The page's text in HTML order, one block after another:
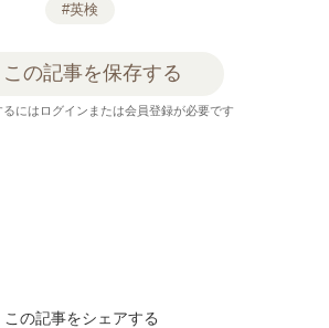
#英検
この記事を保存する
にはログインまたは会員登録が必要です
この記事をシェアする